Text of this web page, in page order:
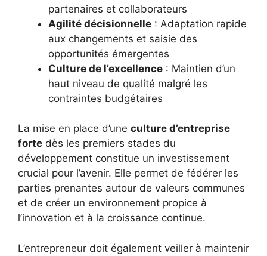
partenaires et collaborateurs
Agilité décisionnelle : Adaptation rapide
aux changements et saisie des
opportunités émergentes
Culture de l’excellence : Maintien d’un
haut niveau de qualité malgré les
contraintes budgétaires
La mise en place d’une culture d’entreprise
forte dès les premiers stades du
développement constitue un investissement
crucial pour l’avenir. Elle permet de fédérer les
parties prenantes autour de valeurs communes
et de créer un environnement propice à
l’innovation et à la croissance continue.
L’entrepreneur doit également veiller à maintenir